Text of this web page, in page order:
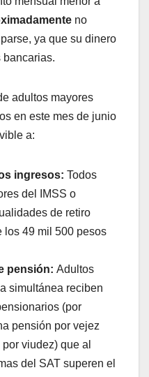
no
ya que su dinero
bancarias.
adultos mayores
en este mes de junio
a:
ingresos: Todos
del IMSS o
de retiro
los 49 mil 500 pesos
pensión: Adultos
simultánea reciben
(por
pensión por vejez
viudez) que al
del SAT superen el